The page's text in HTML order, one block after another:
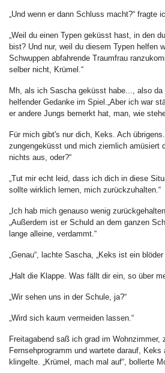
„Und wenn er dann Schluss macht?“ fragte
„Weil du einen Typen geküsst hast, in den
bist? Und nur, weil du diesem Typen helfen
Schwuppen abfahrende Traumfrau
selber nicht, Krümel.“
Mh, als ich Sascha geküsst habe..., also da
helfender Gedanke im Spiel.„Aber ich war
er andere Jungs bemerkt hat, man, wie
Für mich gibt's nur dich, Keks. Ach
zungengeküsst und mich ziemlich amüsiert
nichts aus, oder?“
„Tut mir echt leid, dass ich dich in diese
sollte wirklich lernen, mich zurückzuhalten.“
„Ich hab mich genauso wenig
„Außerdem ist er Schuld an dem ganzen
lange alleine, verdammt.“
„Genau“, lachte Sascha, „Keks ist ein blöder
„Halt die Klappe. Was fällt dir ein, so über
„Wir sehen uns in der Schule, ja?“
„Wird sich kaum vermeiden lassen.“
Freitagabend saß ich grad im Wohnzimmer,
Fernsehprogramm und wartete darauf,
klingelte. „Krümel, mach mal auf“, bollerte